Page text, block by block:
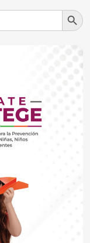
Search